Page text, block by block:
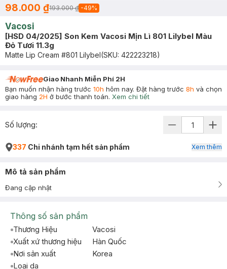
98.000 ₫193.000 ₫ -49%
Vacosi
[HSD 04/2025] Son Kem Vacosi Mịn Lì 801 Lilybel Màu
Đỏ Tươi 11.3g
Matte Lip Cream #801 Lilybel(SKU: 422223218)
Giao Nhanh Miễn Phí 2H
Bạn muốn nhận hàng trước 10h hôm nay. Đặt hàng trước 8h và chọn
giao hàng 2H ở bước thanh toán. Xem chi tiết
Số lượng:
337 Chi nhánh tạm hết sản phẩm Xem thêm
Mô tả sản phẩm
Đang cập nhật
Thông số sản phẩm
Thương Hiệu
Vacosi
Xuất xứ thương hiệu
Hàn Quốc
Nơi sản xuất
Korea
Loại da